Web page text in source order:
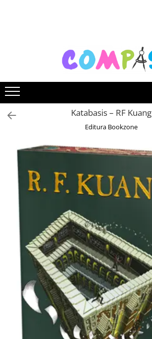
Noutăți Librăria Compas
Souvenir România
Rechizite școlare
Instrumente de scris
Stilouri școlare
Markere și textmarkere
Creioane grafice
Creioane mecanice
Creioane colorate
Creioane cerate
Carioci
Radiere
Ascutițori
Corectoare și lipici
Mine și rezerve
Cretă școlară și creativă
Accesorii școlare
Coperți caiete si cărți
Etichete școlare
Carnete pentru elevi
Katabasis – RF Kuang
Editura Bookzone